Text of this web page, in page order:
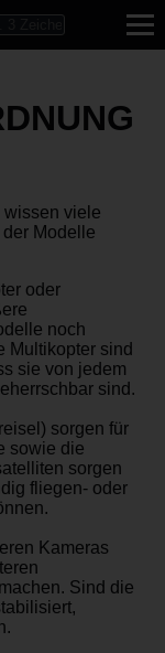
wissen viele
Modelle
oder
noch
Multikopter sind
sie von jedem
sind.
sorgen für
sowie die
sorgen
fliegen- oder
Kameras
Sind die